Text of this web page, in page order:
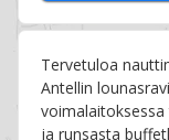
Tervetuloa
Antellin
ja runsasta